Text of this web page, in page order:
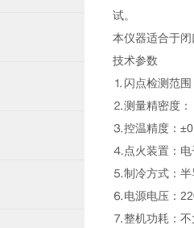
试。
本仪器适合于
技术参数
⒈闪点检测范
⒉测量精密度：
⒊控温精度：
⒋点火装置：电
⒌制冷方式：半
⒍电源电压：
⒎整机功耗：不